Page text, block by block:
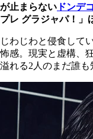
が止まらない ドンデ
プレ グラジャパ！」
じわじわと侵食して
怖感。現実と虚構、
溢れる2人のまだ誰も